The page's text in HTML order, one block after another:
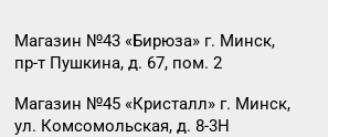
Магазин №43 «Бирюза» г. Минск,
пр-т Пушкина, д. 67, пом. 2
Магазин №45 «Кристалл» г. Минск,
ул. Комсомольская, д. 8-3Н